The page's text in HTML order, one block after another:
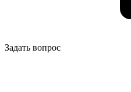
Задать вопрос